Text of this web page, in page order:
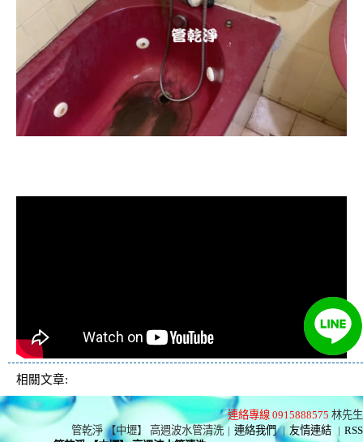
相關文章:
連絡專線 0915888575 林先生
管乾淨 【中壢】 高週波水管清洗 | 連絡我們 | 友情連結 | RSS